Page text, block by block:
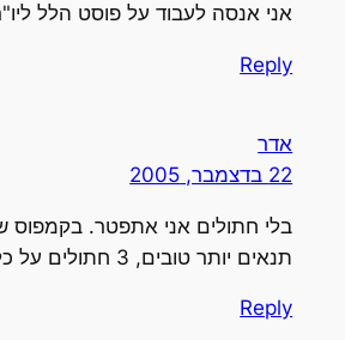
אני אנסה לעבוד על פוסט הלל
Reply
אדר
22 בדצמבר, 2005
בלי חתולים אני אתפטר. בקמפוס
תנאים יותר טובים, 3 חתולים על כל סטודנט.
Reply